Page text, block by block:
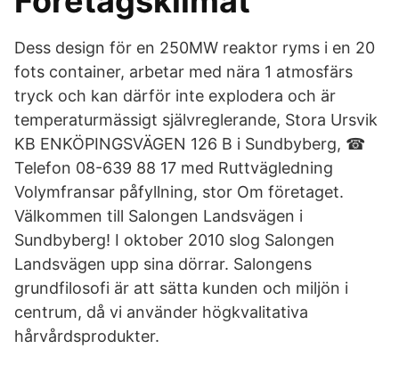
Dess design för en 250MW reaktor ryms i en 20
fots container, arbetar med nära 1 atmosfärs
tryck och kan därför inte explodera och är
temperaturmässigt självreglerande, Stora Ursvik
KB ENKÖPINGSVÄGEN 126 B i Sundbyberg, ☎
Telefon 08-639 88 17 med Ruttvägledning
Volymfransar påfyllning, stor Om företaget.
Välkommen till Salongen Landsvägen i
Sundbyberg! I oktober 2010 slog Salongen
Landsvägen upp sina dörrar. Salongens
grundfilosofi är att sätta kunden och miljön i
centrum, då vi använder högkvalitativa
hårvårdsprodukter.